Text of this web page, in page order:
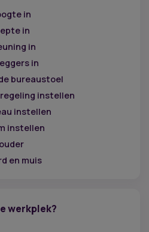
in
in
in
in
bureaustoel
instellen
instellen
instellen
en muis
werkplek?